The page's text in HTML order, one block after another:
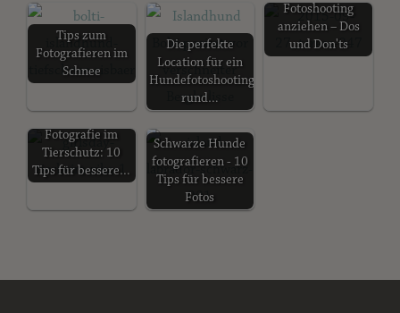
Tips zum
Fotografieren im
Schnee
Die perfekte
Location für ein
Hundefotoshooting
rund…
Fotoshooting
anziehen – Dos
und Don'ts
Fotografie im
Tierschutz: 10
Tips für bessere…
Schwarze Hunde
fotografieren - 10
Tips für bessere
Fotos